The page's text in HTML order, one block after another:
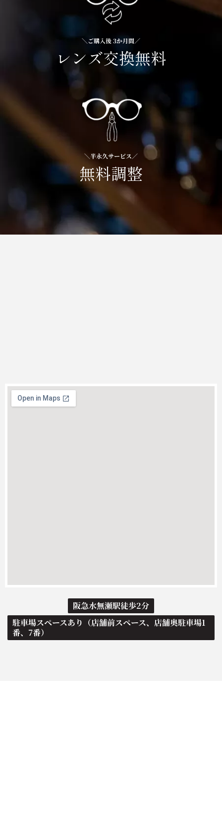
＼ご購入後 3か月間／
レンズ交換無料
＼半永久サービス／
無料調整
阪急水無瀬駅徒歩2分
駐車場スペースあり（店舗前スペース、店舗奥駐車場1
番、7番）